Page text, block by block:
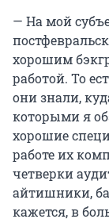
— На мой
хорошим
работой. То
они знали,
которыми я
хорошие
работе их
четверки
айтишники,
кажется, в